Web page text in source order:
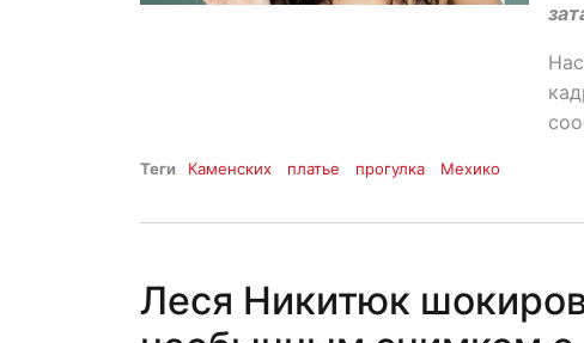
Теги Каменских платье прогулка Мехико
Леся Никитюк